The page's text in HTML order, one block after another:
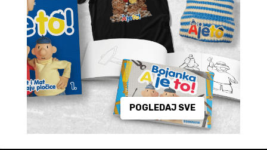
POGLEDAJ SVE